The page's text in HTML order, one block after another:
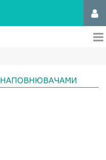
НАПОВНЮВАЧАМИ